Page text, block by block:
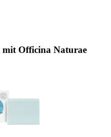
mit Officina Naturae